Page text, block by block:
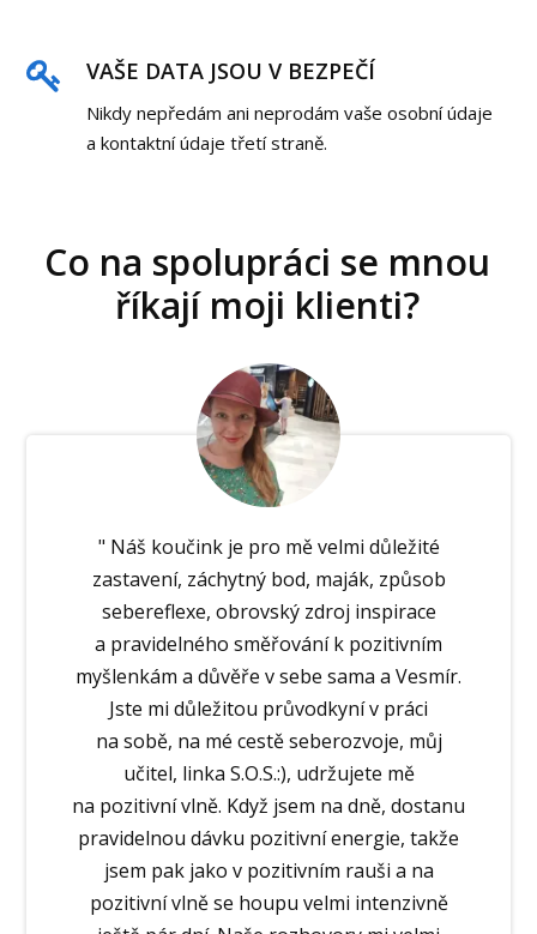
VAŠE DATA JSOU V BEZPEČÍ
Nikdy nepředám ani neprodám vaše osobní údaje
a kontaktní údaje třetí straně.
Co na spolupráci se mnou
říkají moji klienti?
" Náš koučink je pro mě velmi důležité
zastavení, záchytný bod, maják, způsob
sebereflexe, obrovský zdroj inspirace
a pravidelného směřování k pozitivním
myšlenkám a důvěře v sebe sama a Vesmír.
Jste mi důležitou průvodkyní v práci
na sobě, na mé cestě seberozvoje, můj
učitel, linka S.O.S.:), udržujete mě
na pozitivní vlně. Když jsem na dně, dostanu
pravidelnou dávku pozitivní energie, takže
jsem pak jako v pozitivním rauši a na
pozitivní vlně se houpu velmi intenzivně